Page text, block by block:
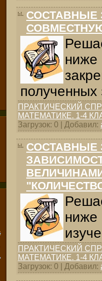
СОСТАВНЫЕ
полученных
ПРАКТИЧЕСКИЙ
МАТЕМАТИКЕ. 1-4
Загрузок: 0 | Добавил:
СОСТАВНЫЕ
ниже
ПРАКТИЧЕСКИЙ
МАТЕМАТИКЕ. 1-4
Загрузок: 0 | Добавил: